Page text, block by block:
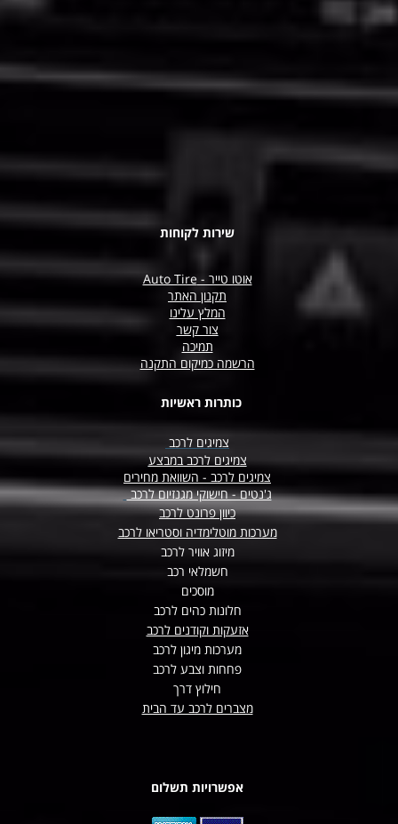
שירות לקוחות
אוטו טייר - Auto Tire
תקנון האתר
המלץ עלינו
צור קשר
תמיכה
הרשמה כמיקום התקנה
כותרות ראשיות
צמיגים לרכב
צמיגים לרכב במבצע
צמיגים לרכב - השוואת מחירים
ג'נטים - חישוקי מגנזיום לרכב
כיוון פרונט לרכב
מערכות מוטלימדיה וסטריאו לרכב
מיזוג אוויר לרכב
חשמלאי רכב
מוסכים
חלונות כהים לרכב
אזעקות וקודנים לרכב
מערכות מיגון לרכב
פחחות וצבע לרכב
חילוץ דרך
מצברים לרכב עד הבית
אפשרויות תשלום